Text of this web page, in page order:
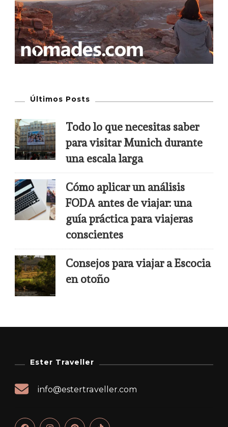
Últimos Posts
Todo lo que necesitas saber
para visitar Munich durante
una escala larga
Cómo aplicar un análisis
FODA antes de viajar: una
guía práctica para viajeras
conscientes
Consejos para viajar a Escocia
en otoño
Ester Traveller
info@estertraveller.com